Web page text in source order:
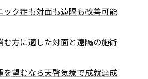
ック症も対面も遠隔も改善可能
方に適した対面と遠隔の施術
を望むなら天啓気療で成就達成